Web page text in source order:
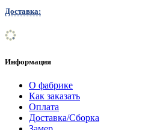
Доставка:
Информация
О фабрике
Как заказать
Оплата
Доставка/Сборка